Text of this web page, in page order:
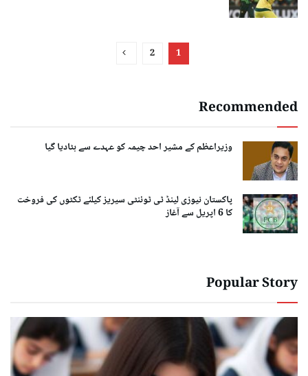
1
2
Recommended
وزیراعظم کے مشیر احد چیمہ کو عہدے سے ہٹادیا گیا
پاکستان نیوزی لینڈ ٹی ٹوئنٹی سیریز کیلئے ٹکٹوں کی فروخت
کا 6 اپریل سے آغاز
Popular Story